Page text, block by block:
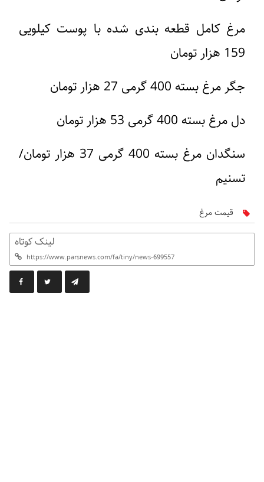
مرغ کامل قطعه بندی شده با پوست کیلویی
159 هزار تومان
جگر مرغ بسته 400 گرمی 27 هزار تومان
دل مرغ بسته 400 گرمی 53 هزار تومان
سنگدان مرغ بسته 400 گرمی 37 هزار تومان/
تسنیم
قیمت مرغ
لینک کوتاه